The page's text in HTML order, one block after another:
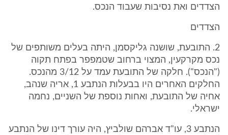
הצדדים ואת נסיבות שעבוד הנכס.
הצדדים
2. התובעת, שושנה גליקסמן, היתה בעלים משותפים של
נכס מקרקעין, המצוי ברחוב שטמפפר בפתח תקוה
("הנכס"). חלקה של התובעת עמד על 3/12 מהנכס.
החלקים האחרים היו בבעלות הנתבע 1, אריה שנהב,
אחיה של התובעת, ואחות נוספת של השניים, נחמה
ישראלי.
הנתבע 3, עו"ד אברהם שולביץ, היה עורך דינו של הנתבע